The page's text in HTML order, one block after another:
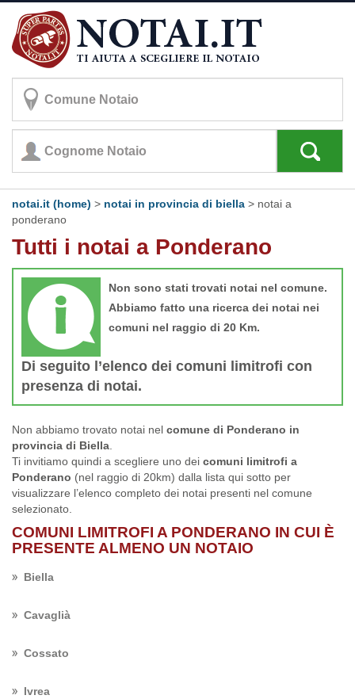
notai.it (home) > notai in provincia di biella > notai a
ponderano
Tutti i notai a Ponderano
Non sono stati trovati notai nel comune.
Abbiamo fatto una ricerca dei notai nei
comuni nel raggio di 20 Km.
Di seguito l’elenco dei comuni limitrofi con
presenza di notai.
Non abbiamo trovato notai nel comune di Ponderano in
provincia di Biella
Ti invitiamo quindi a scegliere uno dei comuni limitrofi a
Ponderano (nel raggio di 20km) dalla lista qui sotto per
visualizzare l’elenco completo dei notai presenti nel comune
selezionato.
COMUNI LIMITROFI A PONDERANO IN CUI È
PRESENTE ALMENO UN NOTAIO
Biella
Cavaglià
Cossato
Ivrea